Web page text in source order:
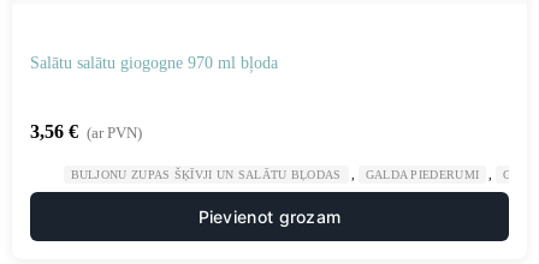
Salātu salātu giogogne 970 ml bļoda
3,56 € (ar PVN)
BULJONU ZUPAS ŠĶĪVJI UN SALĀTU BĻODAS GALDA PIEDERUMI
Pievienot grozam